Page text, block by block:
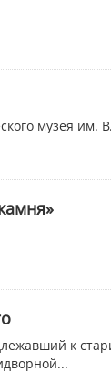
музея им.
к